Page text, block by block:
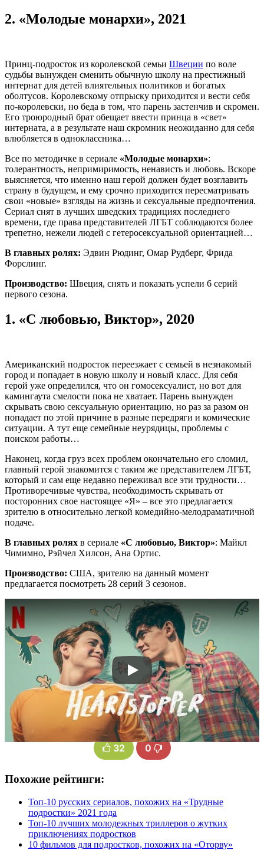
2. «Молодые монархи», 2021
Принц-подросток из королевской семьи Швеции по воле
судьбы вынужден сменить обычную школу на престижный
интернат для детей влиятельных политиков и богатых
оболтусов. Королевскому отпрыску приходится и вести себя
по-королевски, но беда в том, что парень застенчив и скромен.
Его троюродный брат обещает ввести принца в «свет»
интерната, а в результате наш скромник неожиданно для себя
влюбляется в одноклассника…
Все по методичке в сериале «Молодые монархи»:
толерантность, непримиримость, ненависть и любовь. Вскоре
выясняется, что именно наш герой должен будет возглавить
страну в будущем, и ему срочно приходится пересматривать
свои «новые» взгляды на жизнь и сексуальные предпочтения.
Сериал снят в лучших шведских традициях последнего
времени, где права представителей ЛГБТ соблюдаются более
трепетно, нежели людей с гетеросексуальной ориентацией…
В главных ролях: Эдвин Рюдинг, Омар Рудберг, Фрида
Форслинг.
Производство: Швеция, снять и показать успели 6 серий
первого сезона.
1. «С любовью, Виктор», 2020
Американский подросток переезжает с семьей в незнакомый
город и попадает в новую школу и новый класс. Для себя
герой уже определился, что он гомосексуалист, но вот для
камингаута смелости пока не хватает. Парень вынужден
скрывать свою сексуальную ориентацию, но раз за разом он
попадает по этой причине в разные передряги и комические
ситуации. А тут еще семейные неурядицы, проблемы с
поиском работы…
Наконец, когда груз всех проблем окончательно его сломил,
главный герой знакомится с таким же представителем ЛГБТ,
который и сам еще недавно переживал все эти трудности…
Противоречивые чувства, необходимость скрывать от
посторонних свое настоящее «Я» – все это предлагается
зрителю в относительно легкой комедийно-мелодраматичной
подаче.
В главных ролях в сериале «С любовью, Виктор»: Майкл
Чимимно, Рэйчел Хилсон, Ана Ортис.
Производство: США, зрителю на данный момент
предлагается посмотреть 28 серий 3 сезонов.
32 0
Похожие рейтинги:
Топ-10 русских сериалов, похожих на «Трудные
подростки» 2021 года
Топ-10 лучших молодежных триллеров о жутких
приключениях подростков
10 фильмов для подростков, похожих на «Оторву»